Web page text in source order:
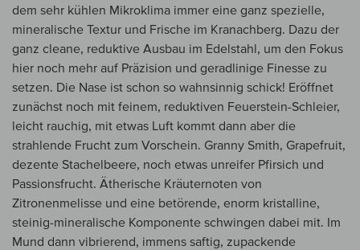
dem sehr kühlen Mikroklima immer eine ganz spezielle,
mineralische Textur und Frische im Kranachberg. Dazu der
ganz cleane, reduktive Ausbau im Edelstahl, um den Fokus
hier noch mehr auf Präzision und geradlinige Finesse zu
setzen. Die Nase ist schon so wahnsinnig schick! Eröffnet
zunächst noch mit feinem, reduktiven Feuerstein-Schleier,
leicht rauchig, mit etwas Luft kommt dann aber die
strahlende Frucht zum Vorschein. Granny Smith, Grapefruit,
dezente Stachelbeere, noch etwas unreifer Pfirsich und
Passionsfrucht. Ätherische Kräuternoten von
Zitronenmelisse und eine betörende, enorm kristalline,
steinig-mineralische Komponente schwingen dabei mit. Im
Mund dann vibrierend, immens saftig, zupackende